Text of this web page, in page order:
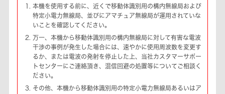
本機を使用する前に、近くで移動体識別用の構内無線局および
特定小電力無線局、並びにアマチュア無線局が運用されていな
いことを確認してください。
万一、本機から移動体識別用の構内無線局に対して有害な電波
干渉の事例が発生した場合には、速やかに使用周波数を変更す
るか、または電波の発射を停止した上、当社カスタマーサポー
トセンターにご連絡頂き、混信回避の処置等についてご相談く
ださい。
その他、本機から移動体識別用の特定小電力無線局あるいはア